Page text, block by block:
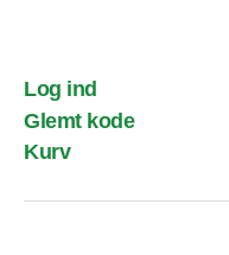
Log ind
Glemt kode
Kurv